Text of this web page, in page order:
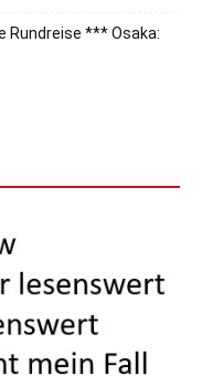
Rundreise *** Osaka: